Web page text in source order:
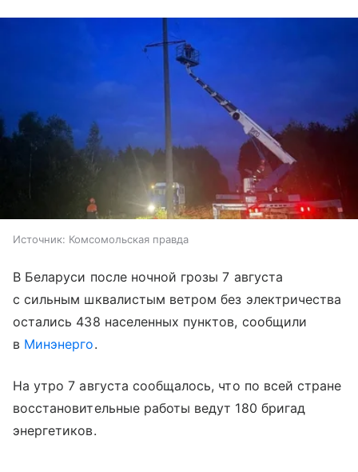
Источник: Комсомольская правда
В Беларуси после ночной грозы 7 августа
с сильным шквалистым ветром без электричества
остались 438 населенных пунктов, сообщили
в Минэнерго.
На утро 7 августа сообщалось, что по всей стране
восстановительные работы ведут 180 бригад
энергетиков.